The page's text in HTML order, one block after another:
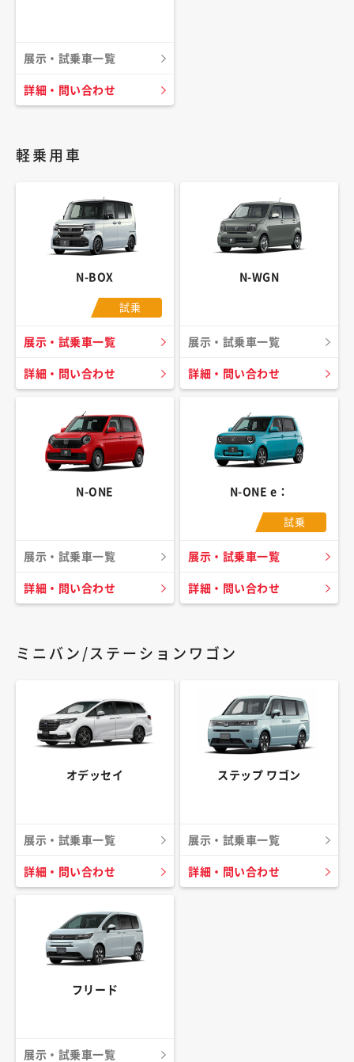
展示・試乗車一覧
詳細・問い合わせ
軽乗用車
N-BOX
試乗
展示・試乗車一覧
詳細・問い合わせ
N-WGN
展示・試乗車一覧
詳細・問い合わせ
N-ONE
展示・試乗車一覧
詳細・問い合わせ
N-ONE e：
試乗
展示・試乗車一覧
詳細・問い合わせ
ミニバン/ステーションワゴン
オデッセイ
展示・試乗車一覧
詳細・問い合わせ
ステップ ワゴン
展示・試乗車一覧
詳細・問い合わせ
フリード
展示・試乗車一覧